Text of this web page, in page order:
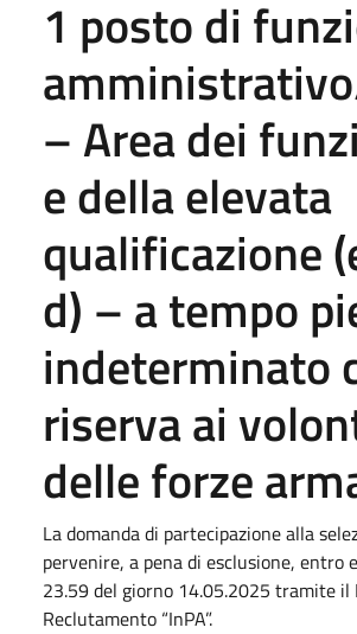
1 posto di
– Area dei
e della elevata
qualificazione
d) – a tempo
indeterminato
riserva ai
delle forze
La domanda di partecipazione alla
pervenire, a pena di esclusione, entro
23.59 del giorno 14.05.2025 tramite il
Reclutamento “InPA”.